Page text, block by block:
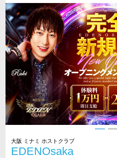
大阪 ミナミ ホストクラブ
EDENOsaka